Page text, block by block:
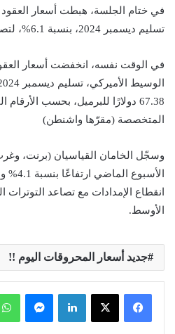
في ختام الجلسة، هبطت أسعار العقود
تسليم ديسمبر 2024، بنسبة 6.1%، لتصل إلى 71.42 دولارًا للبرميل.
في الوقت نفسه، انخفضت أسعار
67.38 دولارًا للبرميل، بحسب
المتخصصة (مقرّها واشنطن)
وسجّل الخامان القياسيان (برنت،
انقطاع الإمدادات مع تصاعد
الأوسط.
جديد أسعار المحروقات اليوم !!
لينكدإن